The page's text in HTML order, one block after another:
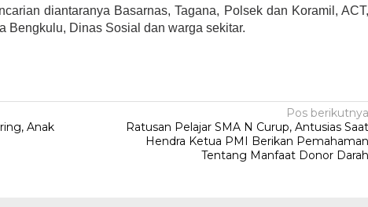
diantaranya Basarnas, Tagana, Polsek dan Koramil, ACT,
Bengkulu, Dinas Sosial dan warga sekitar.
Anak
Pos berikutnya
Ratusan Pelajar SMA N Curup, Antusias Saat
Hendra Ketua PMI Berikan Pemahaman
Tentang Manfaat Donor Darah